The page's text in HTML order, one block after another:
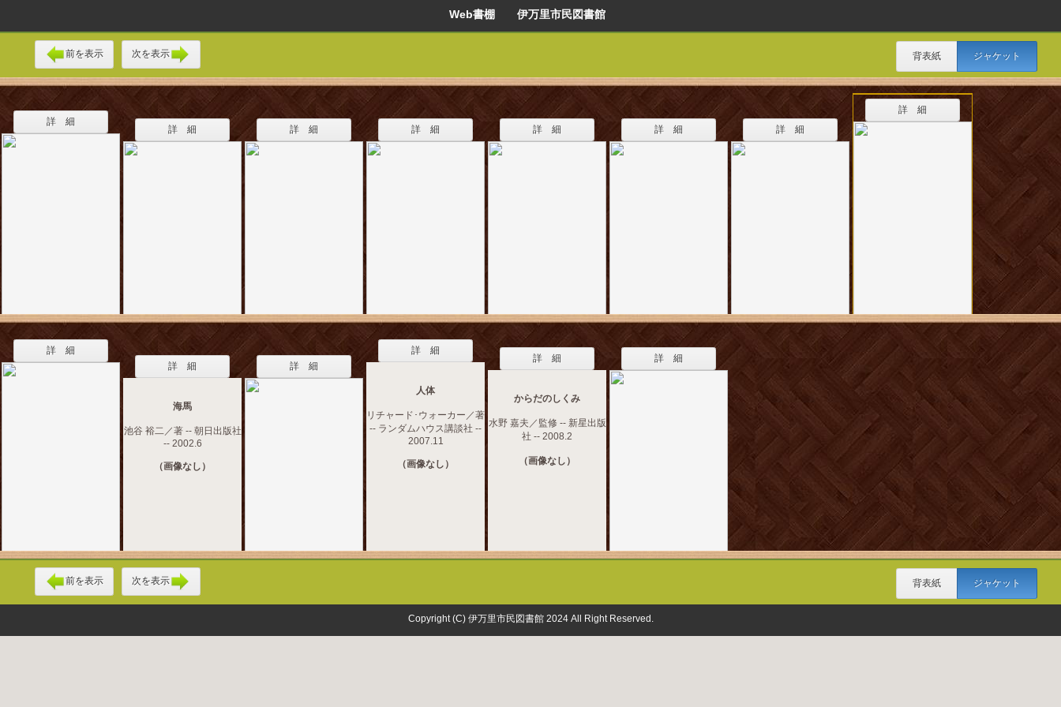
Web書棚 伊万里市民図書館
前を表示 次を表示 背表紙 ジャケット
詳 細
詳 細 詳 細 詳 細 詳 細 詳 細 詳 細
詳 細
詳 細
詳 細
海馬
池谷 裕二／著 -- 朝日出版社
-- 2002.6
（画像なし）
詳 細
詳 細
人体
リチャード･ウォーカー／著
-- ランダムハウス講談社 --
2007.11
（画像なし）
詳 細
からだのしくみ
水野 嘉夫／監修 -- 新星出版
社 -- 2008.2
（画像なし）
詳 細
前を表示 次を表示 背表紙 ジャケット
Copyright (C) 伊万里市民図書館 2024 All Right Reserved.